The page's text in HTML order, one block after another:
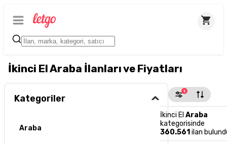
İkinci El Araba İlanları ve Fiyatları
Kategoriler
Araba
1
İkinci El Araba
kategorisinde
360.561 ilan